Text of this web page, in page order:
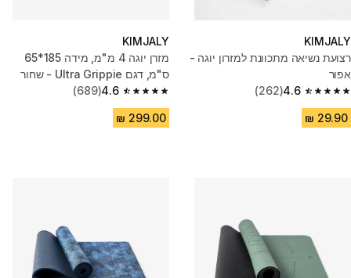
KIMJALY
רצועת נשיאה מתכוונת למזרון יוגה -
אפור
4.6
4.6 out of 5 stars from 262 reviews
(262)
KIMJALY
מזרן יוגה 4 מ"מ, מידה 185*65
ס"מ, דגם Ultra Grippie - שחור
4.6
4.6 out of 5 stars from 689 reviews
(689)